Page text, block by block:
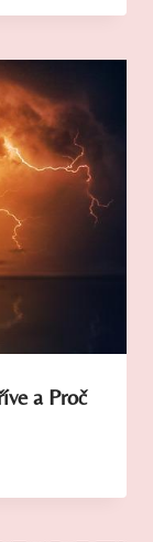
a Proč